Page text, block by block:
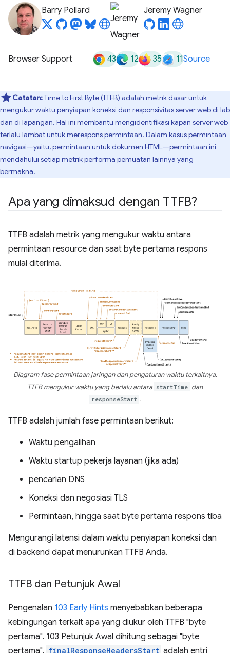
Barry Pollard Jeremy Wagner
Browser Support 43 12 35 11Source
Catatan:Time to First Byte (TTFB) adalah metrik dasar untuk
mengukur waktu penyiapan koneksi dan responsivitas server web di lab
dan di lapangan. Hal ini membantu mengidentifikasi kapan server web
terlalu lambat untuk merespons permintaan. Dalam kasus permintaan
navigasi—yaitu, permintaan untuk dokumen HTML—permintaan ini
mendahului setiap metrik performa pemuatan lainnya yang
bermakna.
Apa yang dimaksud dengan TTFB?
TTFB adalah metrik yang mengukur waktu antara
permintaan resource dan saat byte pertama respons
mulai diterima.
Diagram fase permintaan jaringan dan pengaturan waktu terkaitnya.
TTFB mengukur waktu yang berlalu antara startTime dan
responseStart .
TTFB adalah jumlah fase permintaan berikut:
Waktu pengalihan
Waktu startup pekerja layanan (jika ada)
pencarian DNS
Koneksi dan negosiasi TLS
Permintaan, hingga saat byte pertama respons tiba
Mengurangi latensi dalam waktu penyiapan koneksi dan
di backend dapat menurunkan TTFB Anda.
TTFB dan Petunjuk Awal
Pengenalan 103 Early Hints menyebabkan beberapa
kebingungan terkait apa yang diukur oleh TTFB "byte
pertama". 103 Petunjuk Awal dihitung sebagai "byte
pertama". finalResponseHeadersStart adalah entri